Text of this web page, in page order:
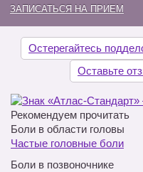
ЗАПИСАТЬСЯ НА ПРИЕМ
Остерегайтесь
Оставьте
Рекомендуем прочитать
Боли в области головы
Частые головные боли
Боли в позвоночнике